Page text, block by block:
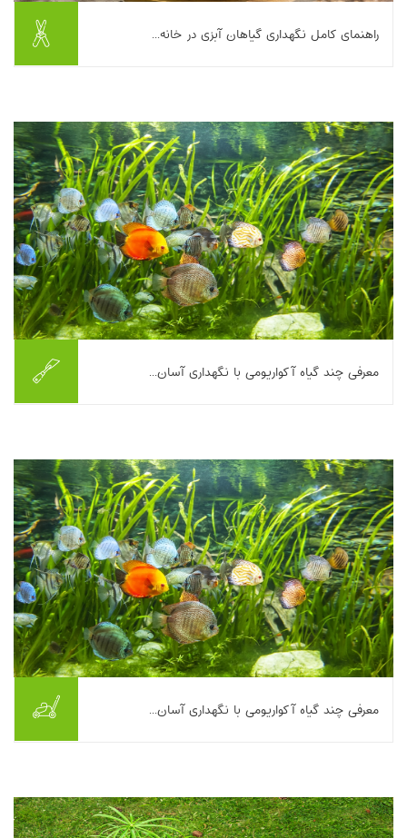
اگر دوست دارید گوشه‌ای از خانه‌تان حس «آرامش یک برکه کوچک» را
بیشتر بخوانیم ...
راهنمای کامل نگهداری گیاهان آبزی در خانه...
این مطلب چند گیاه آکواریومی کم‌دردسر را معرفی و نیازهای پایه
بیشتر بخوانیم ...
معرفی چند گیاه آکواریومی با نگهداری آسان...
این مطلب چند گیاه آکواریومی کم‌دردسر را معرفی و نیازهای پایه
بیشتر بخوانیم ...
معرفی چند گیاه آکواریومی با نگهداری آسان...